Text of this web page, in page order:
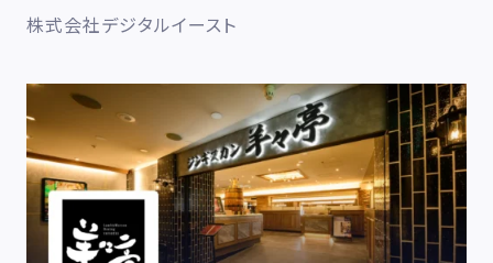
株式会社デジタルイースト